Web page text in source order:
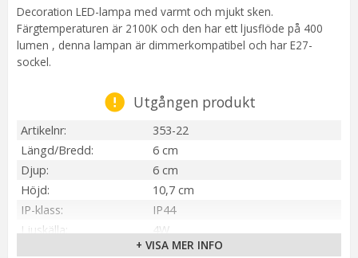
Decoration LED-lampa med varmt och mjukt sken.
Färgtemperaturen är 2100K och den har ett ljusflöde på 400
lumen , denna lampan är dimmerkompatibel och har E27-
sockel.
Utgången produkt
Artikelnr
353-22
Längd/Bredd
6 cm
Djup
6 cm
Höjd
10,7 cm
IP-klass
IP44
Ljuskälla
4W
E27
+ VISA MER INFO